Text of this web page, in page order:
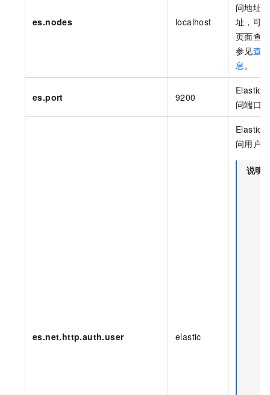
es.nodes localhost
问地址
址，可
页面查
参见查
息。
es.port 9200
问端口
es.net.http.auth.user elastic
问用户
说明